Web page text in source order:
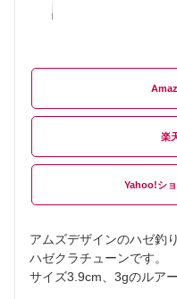
楽
Yahoo!シ
アムズデザインのハゼ釣
ハゼクラチューンです。
サイズ3.9cm、3gのルアー